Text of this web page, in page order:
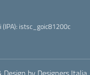
(IPA): istsc_goic81200c